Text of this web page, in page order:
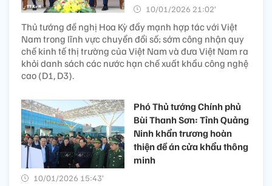
10/01/2026 21:02’
Thủ tướng đề nghị Hoa Kỳ đẩy mạnh hợp tác với Việt
Nam trong lĩnh vực chuyển đổi số; sớm công nhận quy
chế kinh tế thị trường của Việt Nam và đưa Việt Nam ra
khỏi danh sách các nước hạn chế xuất khẩu công nghệ
cao (D1, D3).
Phó Thủ tướng Chính phủ
Bùi Thanh Sơn: Tỉnh Quảng
Ninh khẩn trương hoàn
thiện đề án cửa khẩu thông
minh
10/01/2026 15:43’